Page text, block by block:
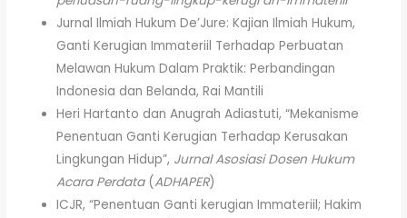
Jurnal Ilmiah Hukum De’Jure: Kajian Ilmiah Hukum,
Ganti Kerugian Immateriil Terhadap Perbuatan
Melawan Hukum Dalam Praktik: Perbandingan
Indonesia dan Belanda, Rai Mantili
Heri Hartanto dan Anugrah Adiastuti, “Mekanisme
Penentuan Ganti Kerugian Terhadap Kerusakan
Lingkungan Hidup”, Jurnal Asosiasi Dosen Hukum
Acara Perdata (ADHAPER)
ICJR, “Penentuan Ganti kerugian Immateriil; Hakim